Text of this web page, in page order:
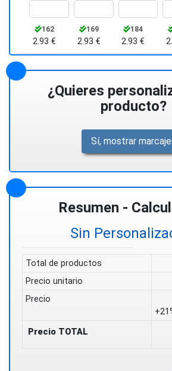
162
2.93 €
169
2.93 €
184
2.93 €
¿Quieres
producto?
Sí, mostrar
Resumen -
Sin
Total de productos
Precio unitario
Precio
Precio TOTAL